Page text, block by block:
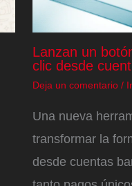
Lanzan un
clic desde
Deja un comentario /
Una nueva
transformar la
desde cuentas